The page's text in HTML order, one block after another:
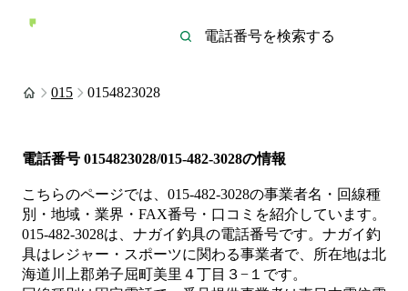
015 0154823028
電話番号 0154823028/015-482-3028の情報
こちらのページでは、 015-482-3028の事業者名・回線種
別・地域・業界・FAX番号・口コミを紹介しています。
015-482-3028は、 ナガイ釣具の電話番号です。 ナガイ釣
具はレジャー・スポーツに関わる事業者で、所在地は北
海道川上郡弟子屈町美里４丁目３−１ です。